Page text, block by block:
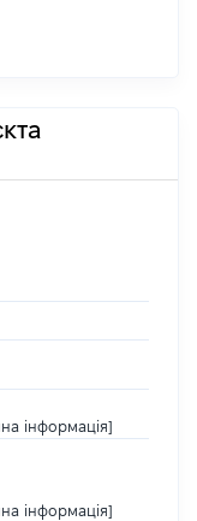
інформація]
інформація]